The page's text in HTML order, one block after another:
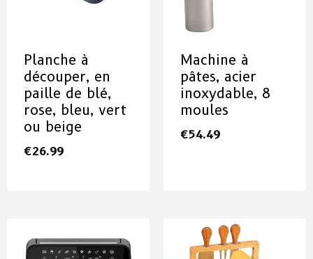
Planche à
découper, en
paille de blé,
rose, bleu, vert
ou beige
€26.99
Machine à
pâtes, acier
inoxydable, 8
moules
€54.49